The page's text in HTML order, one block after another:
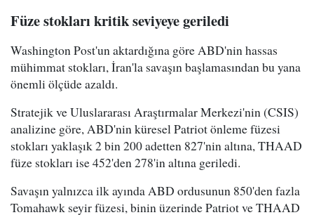
Füze stokları kritik seviyeye geriledi
Washington Post'un aktardığına göre ABD'nin hassas
mühimmat stokları, İran'la savaşın başlamasından bu yana
önemli ölçüde azaldı.
Stratejik ve Uluslararası Araştırmalar Merkezi'nin (CSIS)
analizine göre, ABD'nin küresel Patriot önleme füzesi
stokları yaklaşık 2 bin 200 adetten 827'nin altına, THAAD
füze stokları ise 452'den 278'in altına geriledi.
Savaşın yalnızca ilk ayında ABD ordusunun 850'den fazla
Tomahawk seyir füzesi, binin üzerinde Patriot ve THAAD